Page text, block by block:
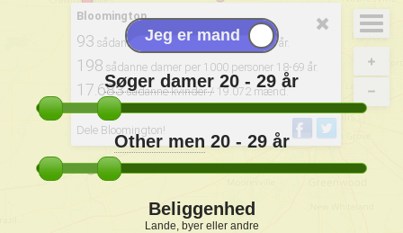
Bloomington
93 sådanne damer pr. 100 mænd 20-29 år.
198 sådanne damer per 1000 personer 18-69 år.
17.683sådanne kvinder / 19.072 mænd.
Dele Bloomington!
Søger damer 20 - 29 år
Other men 20 - 29år
Beliggenhed
Lande, byer eller andre